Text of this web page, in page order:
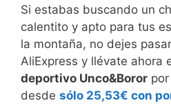
Si estabas buscando un
calentito y apto para tus
la montaña, no dejes
AliExpress y llévate ahora
deportivo Unco&Boror
desde sólo 25,53€ con